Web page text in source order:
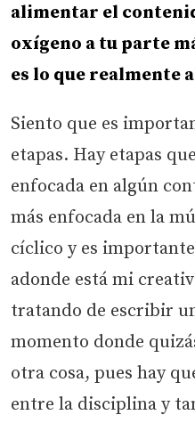
alimentar el
oxígeno a tu parte
es lo que realmente
Siento que es
etapas. Hay etapas
enfocada en algún
más enfocada en la
cíclico y es
adonde está mi
tratando de escribir
momento donde
otra cosa, pues hay
entre la disciplina y